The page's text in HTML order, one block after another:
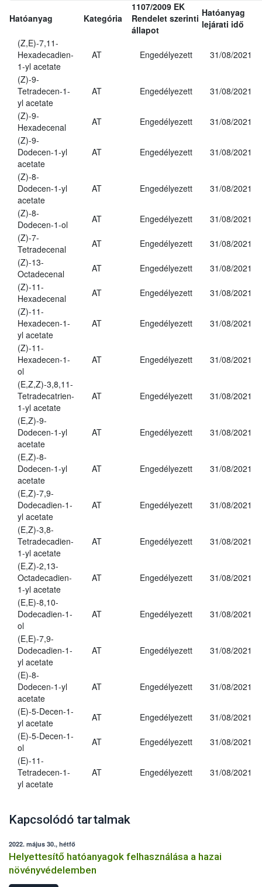
Hatóanyag Kategória
1107/2009 EK
Rendelet szerinti
állapot
Hatóanyag
lejárati idő
(Z,E)-7,11-
Hexadecadien-
1-yl acetate
AT Engedélyezett 31/08/2021
(Z)-9-
Tetradecen-1-
yl acetate
AT Engedélyezett 31/08/2021
(Z)-9-
Hexadecenal
AT Engedélyezett
31/08/2021
(Z)-9-
Dodecen-1-yl
acetate
AT Engedélyezett 31/08/2021
(Z)-8-
Dodecen-1-yl
acetate
AT Engedélyezett 31/08/2021
(Z)-8-
Dodecen-1-ol
AT Engedélyezett
31/08/2021
(Z)-7-
Tetradecenal
AT Engedélyezett
31/08/2021
(Z)-13-
Octadecenal
AT Engedélyezett
31/08/2021
(Z)-11-
Hexadecenal
AT Engedélyezett
31/08/2021
(Z)-11-
Hexadecen-1-
yl acetate
AT Engedélyezett 31/08/2021
(Z)-11-
Hexadecen-1-
ol
AT Engedélyezett 31/08/2021
(E,Z,Z)-3,8,11-
Tetradecatrien-
1-yl acetate
AT Engedélyezett 31/08/2021
(E,Z)-9-
Dodecen-1-yl
acetate
AT Engedélyezett 31/08/2021
(E,Z)-8-
Dodecen-1-yl
acetate
AT Engedélyezett 31/08/2021
(E,Z)-7,9-
Dodecadien-1-
yl acetate
AT Engedélyezett 31/08/2021
(E,Z)-3,8-
Tetradecadien-
1-yl acetate
AT Engedélyezett 31/08/2021
(E,Z)-2,13-
Octadecadien-
1-yl acetate
AT Engedélyezett 31/08/2021
(E,E)-8,10-
Dodecadien-1-
ol
AT Engedélyezett 31/08/2021
(E,E)-7,9-
Dodecadien-1-
yl acetate
AT Engedélyezett 31/08/2021
(E)-8-
Dodecen-1-yl
acetate
AT Engedélyezett 31/08/2021
(E)-5-Decen-1-
yl acetate
AT Engedélyezett
31/08/2021
(E)-5-Decen-1-
ol
AT Engedélyezett
31/08/2021
(E)-11-
Tetradecen-1-
yl acetate
AT Engedélyezett 31/08/2021
Kapcsolódó tartalmak
2022. május 30., hétfő
Helyettesítő hatóanyagok felhasználása a hazai
növényvédelemben